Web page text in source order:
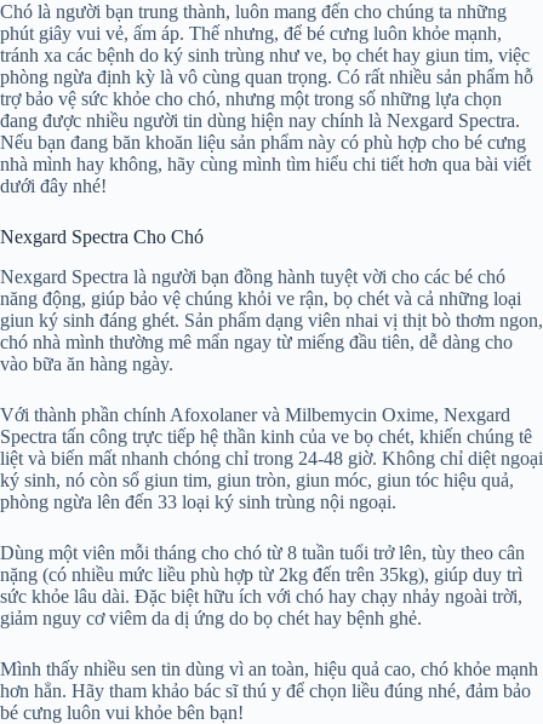
Chó là người bạn trung thành, luôn mang đến cho chúng ta những
phút giây vui vẻ, ấm áp. Thế nhưng, để bé cưng luôn khỏe mạnh,
tránh xa các bệnh do ký sinh trùng như ve, bọ chét hay giun tim, việc
phòng ngừa định kỳ là vô cùng quan trọng. Có rất nhiều sản phẩm hỗ
trợ bảo vệ sức khỏe cho chó, nhưng một trong số những lựa chọn
đang được nhiều người tin dùng hiện nay chính là Nexgard Spectra.
Nếu bạn đang băn khoăn liệu sản phẩm này có phù hợp cho bé cưng
nhà mình hay không, hãy cùng mình tìm hiểu chi tiết hơn qua bài viết
dưới đây nhé!
Nexgard Spectra Cho Chó
Nexgard Spectra là người bạn đồng hành tuyệt vời cho các bé chó
năng động, giúp bảo vệ chúng khỏi ve rận, bọ chét và cả những loại
giun ký sinh đáng ghét. Sản phẩm dạng viên nhai vị thịt bò thơm ngon,
chó nhà mình thường mê mẩn ngay từ miếng đầu tiên, dễ dàng cho
vào bữa ăn hàng ngày.
Với thành phần chính Afoxolaner và Milbemycin Oxime, Nexgard
Spectra tấn công trực tiếp hệ thần kinh của ve bọ chét, khiến chúng tê
liệt và biến mất nhanh chóng chỉ trong 24-48 giờ. Không chỉ diệt ngoại
ký sinh, nó còn sổ giun tim, giun tròn, giun móc, giun tóc hiệu quả,
phòng ngừa lên đến 33 loại ký sinh trùng nội ngoại.
Dùng một viên mỗi tháng cho chó từ 8 tuần tuổi trở lên, tùy theo cân
nặng (có nhiều mức liều phù hợp từ 2kg đến trên 35kg), giúp duy trì
sức khỏe lâu dài. Đặc biệt hữu ích với chó hay chạy nhảy ngoài trời,
giảm nguy cơ viêm da dị ứng do bọ chét hay bệnh ghẻ.
Mình thấy nhiều sen tin dùng vì an toàn, hiệu quả cao, chó khỏe mạnh
hơn hẳn. Hãy tham khảo bác sĩ thú y để chọn liều đúng nhé, đảm bảo
bé cưng luôn vui khỏe bên bạn!